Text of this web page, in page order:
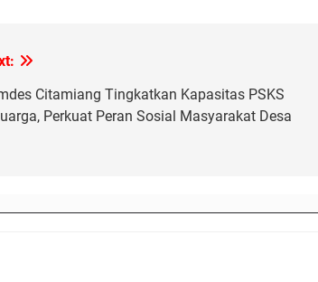
Citamiang Tingkatkan Kapasitas PSKS
Perkuat Peran Sosial Masyarakat Desa